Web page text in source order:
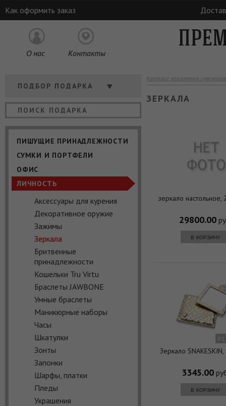
Как оформить заказ
О нас Контакты
ПОДБОР ПОДАРКА Кому
Отрасль
ПИШУЩИЕ ПРИНАДЛЕЖНОСТИ
СУМКИ И ПОРТФЕЛИ
ОФИС
ЛИЧНОСТЬ
Аксессуары для курения
Декоративное оружие
Зажимы
Зеркала
Бритвенные
принадлежности
Кошельки Tru Virtu
Браслеты JAWBONE
Умные браслеты
Маникюрные наборы
Часы
Шкатулки
Зонты
Запонки
Шарфы, платки
Пледы
Украшения
Каталог рекламных сувениров
ЗЕРКАЛА
зеркало настольное,
29800.00
в корзину
Зеркало
3345.00
в корзину